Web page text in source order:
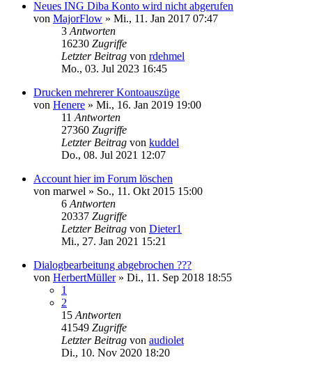
Neues ING Diba Konto wird nicht abgerufen
von MajorFlow » Mi., 11. Jan 2017 07:47
3 Antworten
16230 Zugriffe
Letzter Beitrag von rdehmel
Mo., 03. Jul 2023 16:45
Drucken mehrerer Kontoauszüge
von Henere » Mi., 16. Jan 2019 19:00
11 Antworten
27360 Zugriffe
Letzter Beitrag von kuddel
Do., 08. Jul 2021 12:07
Account hier im Forum löschen
von marwel » So., 11. Okt 2015 15:00
6 Antworten
20337 Zugriffe
Letzter Beitrag von Dieter1
Mi., 27. Jan 2021 15:21
Dialogbearbeitung abgebrochen ???
von HerbertMüller» Di., 11. Sep 2018 18:55
1
2
15 Antworten
41549 Zugriffe
Letzter Beitrag von audiolet
Di., 10. Nov 2020 18:20